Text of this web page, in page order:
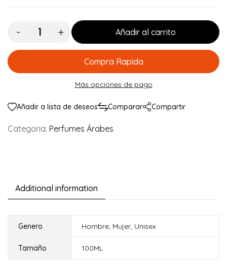
Cantidad:
Añadir al carrito
Compra Rapida
Más opciones de pago
Añadir a lista de deseos Comparar Compartir
Categoria: Perfumes Árabes
Additional information
Genero Hombre, Mujer, Unisex
Tamaño 100ML